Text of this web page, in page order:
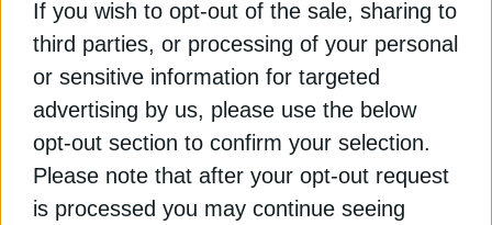
If you wish to opt-out of the sale, sharing to
third parties, or processing of your personal
or sensitive information for targeted
advertising by us, please use the below
opt-out section to confirm your selection.
Please note that after your opt-out request
is processed you may continue seeing
Από Newsroom 16 Μαΐου 2025
Ροή
ΔΙΕΘΝΗ